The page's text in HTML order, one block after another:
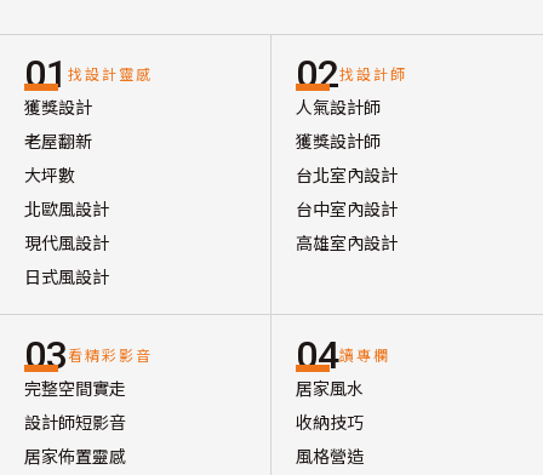
01 找設計靈感
獲獎設計
老屋翻新
大坪數
北歐風設計
現代風設計
日式風設計
02找設計師
人氣設計師
獲獎設計師
台北室內設計
台中室內設計
高雄室內設計
03看精彩影音
完整空間實走
設計師短影音
居家佈置靈感
04讀專欄
居家風水
收納技巧
風格營造